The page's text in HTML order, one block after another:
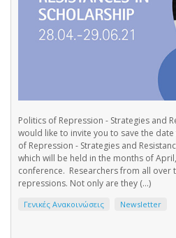
Politics of Repression - Strategies and
would like to invite you to save the
of Repression - Strategies and
which will be held in the months of
conference. Researchers from all over
repressions. Not only are they (...)
Γενικές Ανακοινώσεις Newsletter